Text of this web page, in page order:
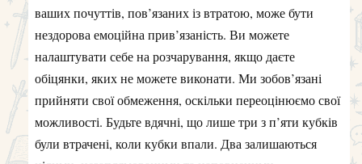
ваших почуттів, пов’язаних із втратою, може бути
нездорова емоційна прив’язаність. Ви можете
налаштувати себе на розчарування, якщо даєте
обіцянки, яких не можете виконати. Ми зобов’язані
прийняти свої обмеження, оскільки переоцінюємо свої
можливості. Будьте вдячні, що лише три з п’яти кубків
були втрачені, коли кубки впали. Два залишаються